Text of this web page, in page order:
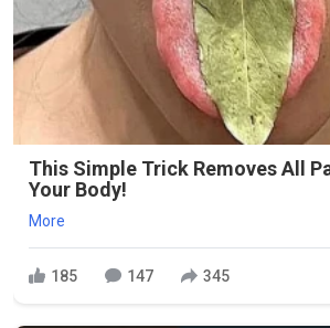
This Simple Trick Removes All
Your Body!
More
185 147 345